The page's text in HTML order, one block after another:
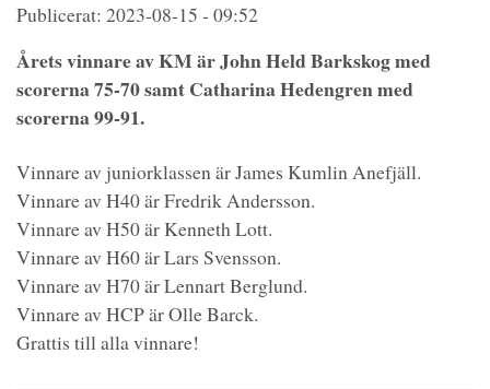
Publicerat: 2023-08-15 - 09:52
Årets vinnare av KM är John Held Barkskog med
scorerna 75-70 samt Catharina Hedengren med
scorerna 99-91.
Vinnare av juniorklassen är James Kumlin Anefjäll.
Vinnare av H40 är Fredrik Andersson.
Vinnare av H50 är Kenneth Lott.
Vinnare av H60 är Lars Svensson.
Vinnare av H70 är Lennart Berglund.
Vinnare av HCP är Olle Barck.
Grattis till alla vinnare!